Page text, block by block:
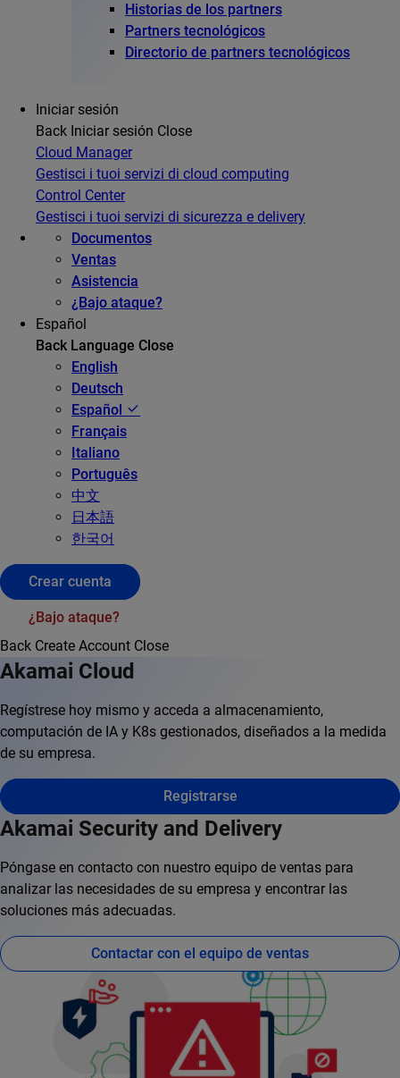
Historias de los partners
Partners tecnológicos
Directorio de partners tecnológicos
Iniciar sesión
Back Iniciar sesión Close
Cloud Manager
Gestisci i tuoi servizi di cloud computing
Control Center
Gestisci i tuoi servizi di sicurezza e delivery
Documentos
Ventas
Asistencia
¿Bajo ataque?
Español
Back Language Close
English
Deutsch
Español
Français
Italiano
Português
中文
日本語
한국어
Crear cuenta
¿Bajo ataque?
Back Create Account Close
Akamai Cloud
Regístrese hoy mismo y acceda a almacenamiento,
computación de IA y K8s gestionados, diseñados a la medida
de su empresa.
Registrarse
Akamai Security and Delivery
Póngase en contacto con nuestro equipo de ventas para
analizar las necesidades de su empresa y encontrar las
soluciones más adecuadas.
Contactar con el equipo de ventas